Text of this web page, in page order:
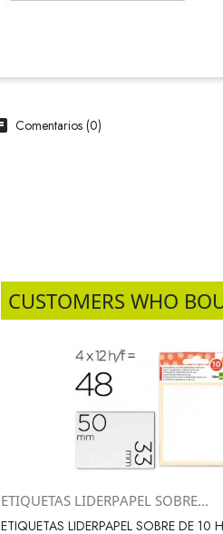
Comentarios (0)
CUSTOMERS WHO
 Vista rápida
ETIQUETAS LIDERPAPEL SOBRE...
ETIQUETAS LIDERPAPEL SOBRE DE 10